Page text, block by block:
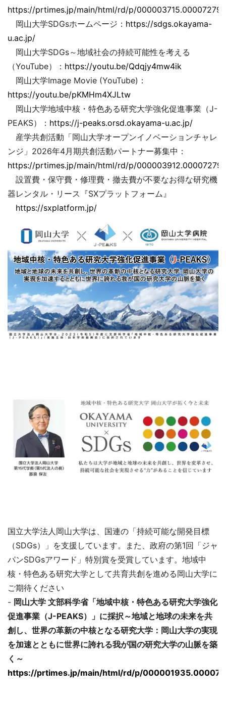
https://prtimes.jp/main/html/rd/p/
岡山大学SDGsホームページ： https://sdgs.okayama-
u.ac.jp/
岡山大学SDGs～地域社会の持続可能性を考える
（YouTube）： https://youtu.be/Qdqjy4mw4ik
岡山大学Image Movie (YouTube)：
https://youtu.be/pKMHm4XJLtw
岡山大学地域中核・特色ある研究大学強化促進事業（J-
PEAKS）： https://j-peaks.orsd.okayama-u.ac.jp/
産学共創活動「岡山大学オープンイノベーションチャレ
ンジ」2026年4月期共創活動パートナー募集中：
https://prtimes.jp/main/html/rd/p/
設置費・保守費・修理費・撤去費が不要なお得な研究機
器レンタル・リース『SXプラットフォーム』
https://sxplatform.jp/
国立大学法人岡山大学は、国連の「持続可能な開発目標
（SDGs）」を支援しています。また、政府の第1回「ジャ
パンSDGsアワード」特別賞を受賞しています。地域中
核・特色ある研究大学として共育共創を進める岡山大学に
ご期待ください
- 岡山大学 文部科学省「地域中核・特色ある研究大学強化
促進事業（J-PEAKS）」に採択～地域と地球の未来を共
創し、世界の革新の中核となる研究大学：岡山大学の実現
を加速とともに世界に誇れる我が国の研究大学の山脈を築
く～
https://prtimes.jp/main/html/rd/p/